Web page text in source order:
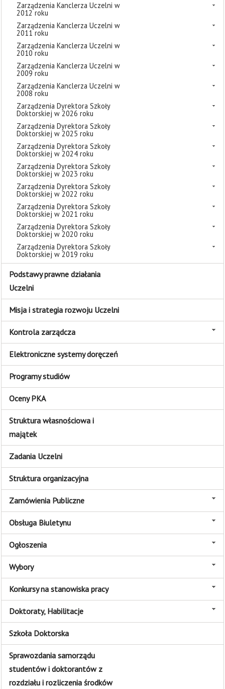
Zarządzenia Kanclerza Uczelni w
2012 roku
Zarządzenia Kanclerza Uczelni w
2011 roku
Zarządzenia Kanclerza Uczelni w
2010 roku
Zarządzenia Kanclerza Uczelni w
2009 roku
Zarządzenia Kanclerza Uczelni w
2008 roku
Zarządzenia Dyrektora Szkoły
Doktorskiej w 2026 roku
Zarządzenia Dyrektora Szkoły
Doktorskiej w 2025 roku
Zarządzenia Dyrektora Szkoły
Doktorskiej w 2024 roku
Zarządzenia Dyrektora Szkoły
Doktorskiej w 2023 roku
Zarządzenia Dyrektora Szkoły
Doktorskiej w 2022 roku
Zarządzenia Dyrektora Szkoły
Doktorskiej w 2021 roku
Zarządzenia Dyrektora Szkoły
Doktorskiej w 2020 roku
Zarządzenia Dyrektora Szkoły
Doktorskiej w 2019 roku
Podstawy prawne działania
Uczelni
Misja i strategia rozwoju Uczelni
Kontrola zarządcza
Elektroniczne systemy doręczeń
Programy studiów
Oceny PKA
Struktura własnościowa i
majątek
Zadania Uczelni
Struktura organizacyjna
Zamówienia Publiczne
Obsługa Biuletynu
Ogłoszenia
Wybory
Konkursy na stanowiska pracy
Doktoraty, Habilitacje
Szkoła Doktorska
Sprawozdania samorządu
studentów i doktorantów z
rozdziału i rozliczenia środków